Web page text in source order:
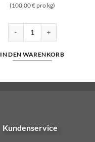
(100,00 € pro kg)
IN DEN WARENKORB
Kundenservice